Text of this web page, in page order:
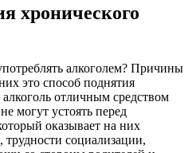
хронического
алкоголем? Причины
это способ поднятия
отличным средством
могут устоять перед
оказывает на них
социализации,